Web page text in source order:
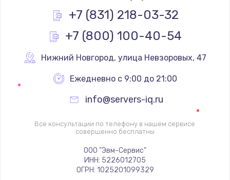
+7 (831) 218-03-32
+7 (800) 100-40-54
Нижний Новгород, улица Невзоровых, 47
Ежедневно с 9:00 до 21:00
info@servers-iq.ru
Все консультации по телефону в нашем сервисе
совершенно бесплатны
ООО "Эвм-Сервис"
ИНН: 5226012705
ОГРН: 1025201099329